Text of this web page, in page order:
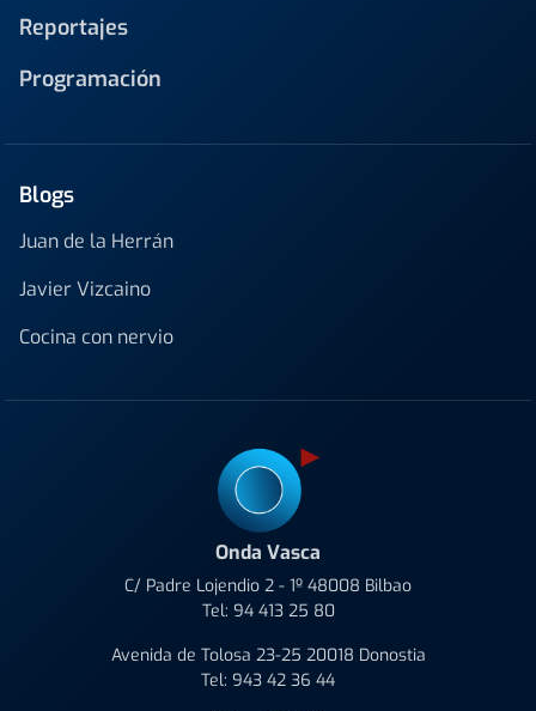
Reportajes
Programación
Blogs
Juan de la Herrán
Javier Vizcaino
Cocina con nervio
Onda Vasca
C/ Padre Lojendio 2 - 1º 48008 Bilbao
Tel: 94 413 25 80
Avenida de Tolosa 23-25 20018 Donostia
Tel: 943 42 36 44